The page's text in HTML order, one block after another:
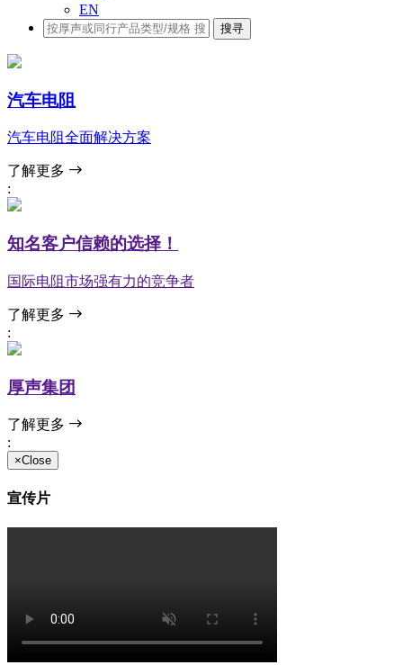
EN
搜寻
汽车电阻
汽车电阻全面解决方案
了解更多
:
知名客户信赖的选择！
国际电阻市场强有力的竞争者
了解更多
:
厚声集团
了解更多
:
×Close
宣传片